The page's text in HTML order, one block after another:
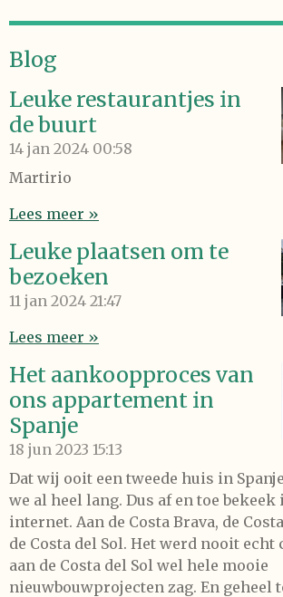
Blog
Leuke restaurantjes in
de buurt
14 jan 2024 00:58
Martirio
Lees meer »
Leuke plaatsen om te
bezoeken
11 jan 2024 21:47
Lees meer »
Het aankoopproces van
ons appartement in
Spanje
18 jun 2023 15:13
Dat wij ooit een tweede huis in
we al heel lang. Dus af en toe bekeek
internet. Aan de Costa Brava, de
de Costa del Sol. Het werd nooit
aan de Costa del Sol wel hele mooie
nieuwbouwprojecten zag. En geheel